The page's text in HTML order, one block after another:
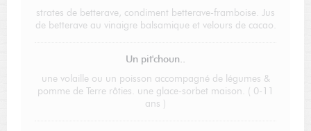
strates de betterave, condiment betterave-framboise. Jus
de betterave au vinaigre balsamique et velours de cacao.
Un pit'choun..
une volaille ou un poisson accompagné de légumes &
pomme de Terre rôties. une glace-sorbet maison. ( 0-11
ans )